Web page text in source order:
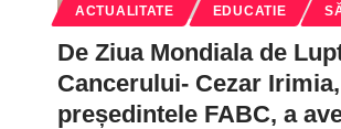
ACTUALITATE EDUCATIE
De Ziua Mondiala de
Cancerului- Cezar Irimia,
președintele FABC, a